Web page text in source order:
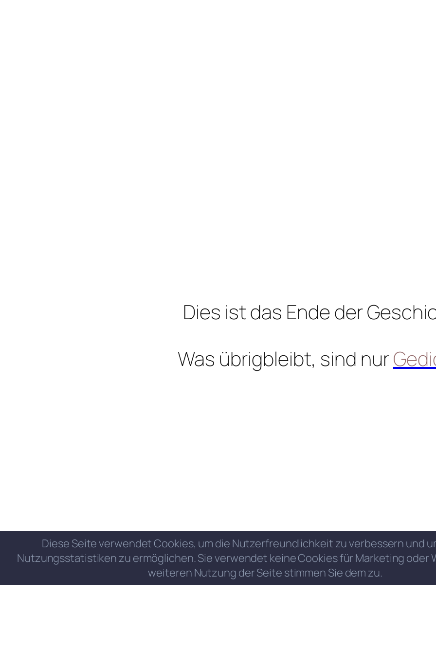
Dies ist das Ende der
Was übrigbleibt, sind nur
Diese Seite verwendet Cookies, um die Nutzerfreundlichkeit zu verbessern und
Nutzungsstatistiken zu ermöglichen. Sie verwendet keine Cookies für Marketing oder
weiteren Nutzung der Seite stimmen Sie dem zu.